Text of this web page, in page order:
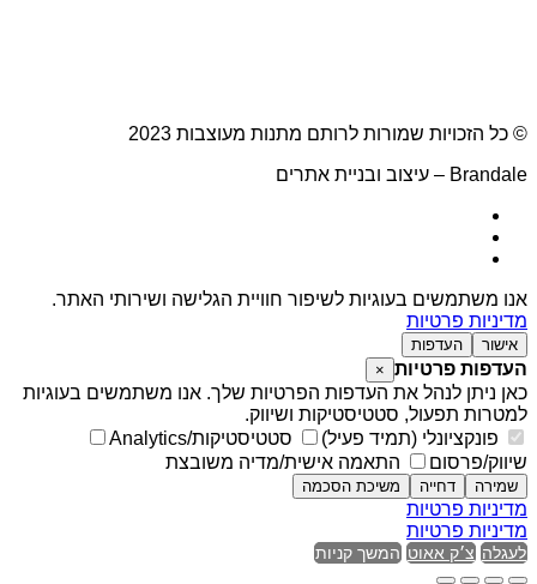
© כל הזכויות שמורות לרותם מתנות מעוצבות 2023
Brandale – עיצוב ובניית אתרים
אנו משתמשים בעוגיות לשיפור חוויית הגלישה ושירותי האתר.
מדיניות פרטיות
אישור העדפות
העדפות פרטיות ×
כאן ניתן לנהל את העדפות הפרטיות שלך. אנו משתמשים בעוגיות
למטרות תפעול, סטטיסטיקות ושיווק.
פונקציונלי (תמיד פעיל)
סטטיסטיקות/Analytics
שיווק/פרסום
התאמה אישית/מדיה משובצת
שמירה דחייה משיכת הסכמה
מדיניות פרטיות
מדיניות פרטיות
לעגלה צ׳ק אאוט המשך קניות